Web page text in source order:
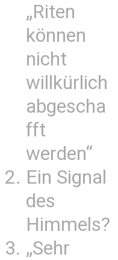
„Riten
können
nicht
willkürlich
abgescha
fft
werden“
Ein Signal
des
Himmels?
„Sehr